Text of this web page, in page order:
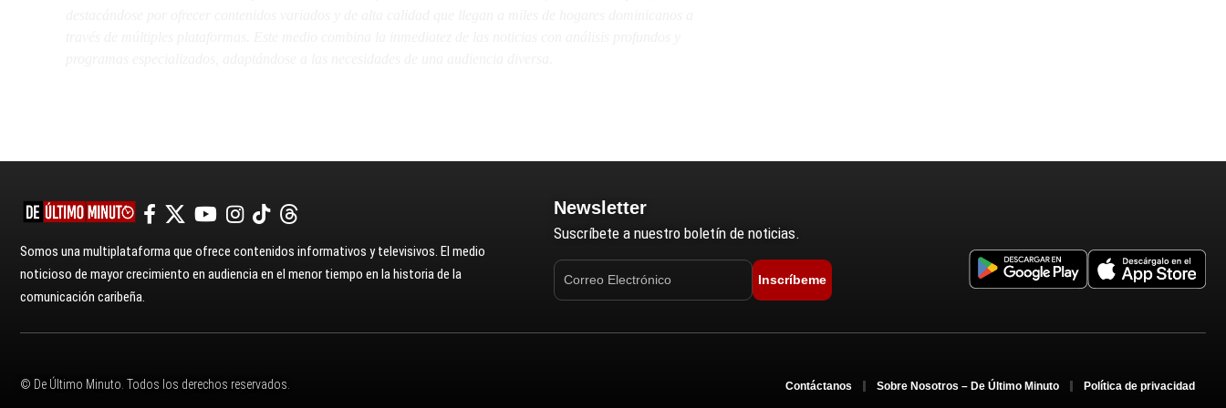
Somos una multiplataforma que ofrece contenidos informativos y televisivos. El medio
noticioso de mayor crecimiento en audiencia en el menor tiempo en la historia de la
comunicación caribeña.
Newsletter
Suscríbete a nuestro boletín de noticias.
Inscríbeme
© De Último Minuto. Todos los derechos reservados. Contáctanos Sobre Nosotros – De Último Minuto Política de privacidad